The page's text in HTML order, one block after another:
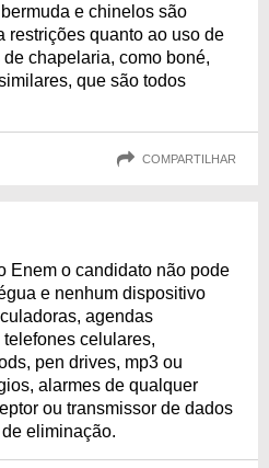
e chinelos são
restrições quanto ao uso de
chapelaria, como boné,
que são todos
COMPARTILHAR
Enem o candidato não pode
e nenhum dispositivo
agendas
celulares,
pen drives, mp3 ou
alarmes de qualquer
ou transmissor de dados
eliminação.